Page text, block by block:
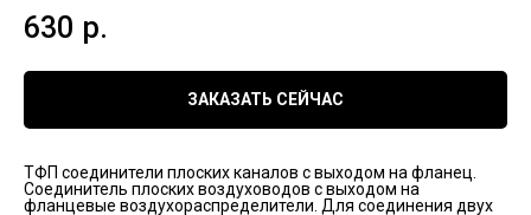
630 р.
ЗАКАЗАТЬ СЕЙЧАС
ТФП соединители плоских каналов с выходом на фланец.
Соединитель плоских воздуховодов с выходом на
фланцевые воздухораспределители. Для соединения двух